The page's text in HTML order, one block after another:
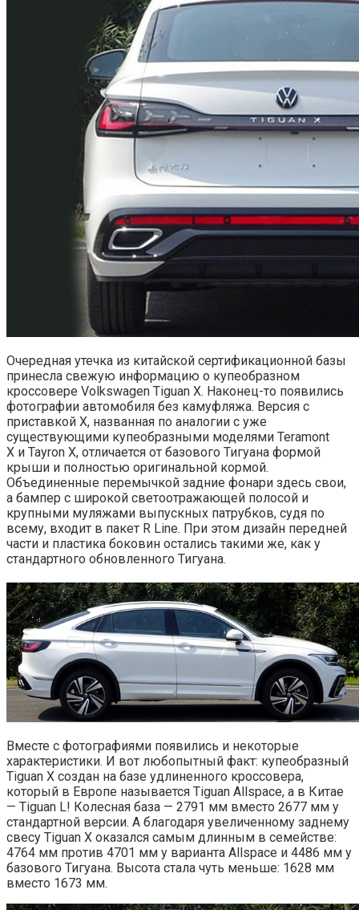
Очередная утечка из китайской сертификационной базы
принесла свежую информацию о купеобразном
кроссовере Volkswagen Tiguan X. Наконец-то появились
фотографии автомобиля без камуфляжа. Версия с
приставкой X, названная по аналогии с уже
существующими купеобразными моделями Teramont
X и Tayron X, отличается от базового Тигуана формой
крыши и полностью оригинальной кормой.
Объединенные перемычкой задние фонари здесь свои,
а бампер с широкой светоотражающей полосой и
крупными муляжами выпускных патрубков, судя по
всему, входит в пакет R Line. При этом дизайн передней
части и пластика боковин остались такими же, как у
стандартного обновленного Тигуана.
Вместе с фотографиями появились и некоторые
характеристики. И вот любопытный факт: купеобразный
Tiguan X создан на базе удлиненного кроссовера,
который в Европе называется Tiguan Allspace, а в Китае
— Tiguan L! Колесная база — 2791 мм вместо 2677 мм у
стандартной версии. А благодаря увеличенному заднему
свесу Tiguan X оказался самым длинным в семействе:
4764 мм против 4701 мм у варианта Allspace и 4486 мм у
базового Тигуана. Высота стала чуть меньше: 1628 мм
вместо 1673 мм.